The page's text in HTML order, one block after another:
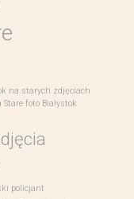
na starych zdjęciach
foto Białystok
policjant